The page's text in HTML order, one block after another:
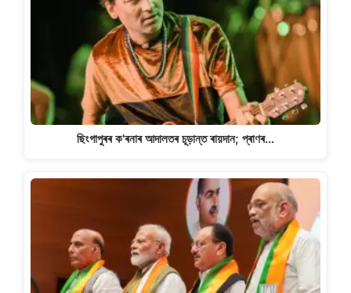
ছিংগাপুৰৰ ক'ৰনাৰ আদালতৰ চূড়ান্ত ৰায়দান; প্ৰাণৰ…